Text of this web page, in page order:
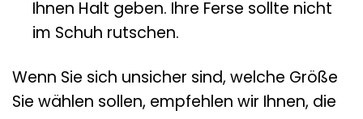
Ihnen Halt geben. Ihre Ferse sollte nicht
im Schuh rutschen.
Wenn Sie sich unsicher sind, welche Größe
Sie wählen sollen, empfehlen wir Ihnen, die